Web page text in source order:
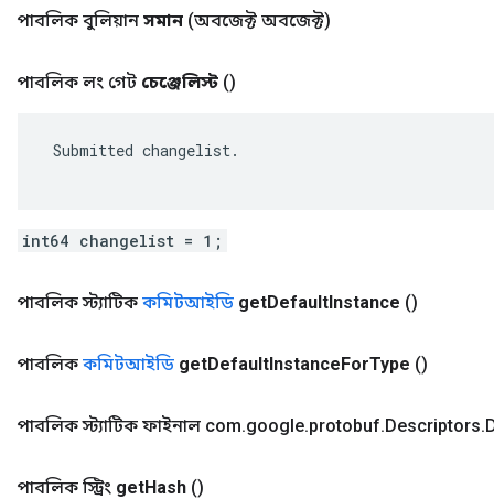
পাবলিক বুলিয়ান সমান (অবজেক্ট অবজেক্ট)
পাবলিক লং গেট চেঞ্জেলিস্ট ()
Submitted changelist.
int64 changelist = 1;
পাবলিক স্ট্যাটিক কমিটআইডি getDefaultInstance ()
পাবলিক কমিটআইডি getDefaultInstanceForType ()
পাবলিক স্ট্যাটিক ফাইনাল com.google.protobuf.Descriptors.
পাবলিক স্ট্রিং getHash ()